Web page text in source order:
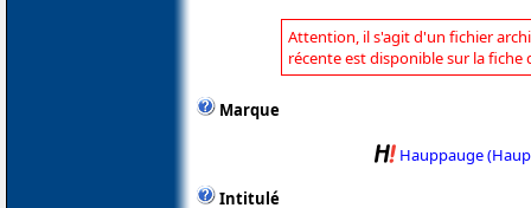
Attention, il s'agit d'un fichier
récente est disponible sur la fiche
Marque
Hauppauge
Intitulé